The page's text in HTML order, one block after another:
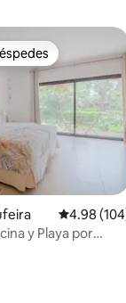
entre
4.98
y Playa por